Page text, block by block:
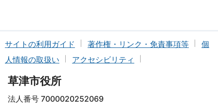
サイトの利用ガイド 著作権・リンク・免責事項等
個
人情報の取扱い
アクセシビリティ
草津市役所
法人番号 7000020252069